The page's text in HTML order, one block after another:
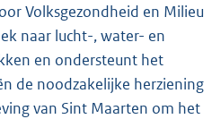
Volksgezondheid en Milieu
naar lucht-, water- en
en ondersteunt het
de noodzakelijke herziening
van Sint Maarten om het